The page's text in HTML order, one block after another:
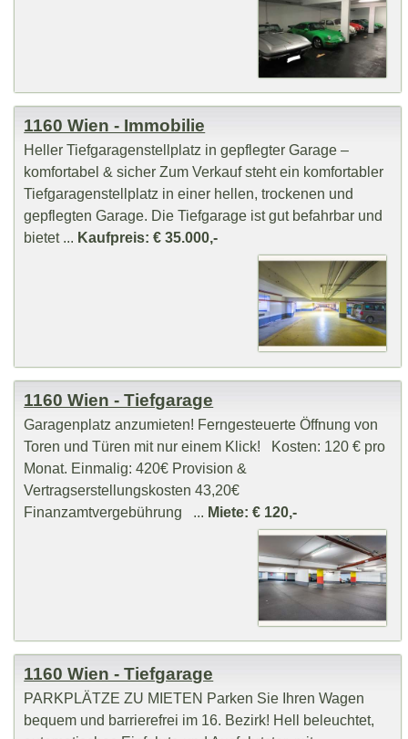
1160 Wien - Immobilie
Heller Tiefgaragenstellplatz in gepflegter Garage –
komfortabel & sicher Zum Verkauf steht ein komfortabler
Tiefgaragenstellplatz in einer hellen, trockenen und
gepflegten Garage. Die Tiefgarage ist gut befahrbar und
bietet ... Kaufpreis: € 35.000,-
1160 Wien - Tiefgarage
Garagenplatz anzumieten! Ferngesteuerte Öffnung von
Toren und Türen mit nur einem Klick! Kosten: 120 € pro
Monat. Einmalig: 420€ Provision &
Vertragserstellungskosten 43,20€
Finanzamtvergebührung ... Miete: € 120,-
1160 Wien - Tiefgarage
PARKPLÄTZE ZU MIETEN Parken Sie Ihren Wagen
bequem und barrierefrei im 16. Bezirk! Hell beleuchtet,